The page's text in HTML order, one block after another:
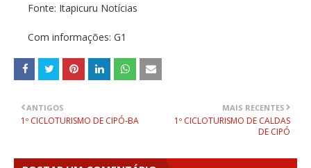
Fonte: Itapicuru Notícias
Com informações: G1
MAIS RECENTES
1º CICLOTURISMO DE CALDAS
DE CIPÓ
ANTIGOS
1º CICLOTURISMO DE CIPÓ-BA